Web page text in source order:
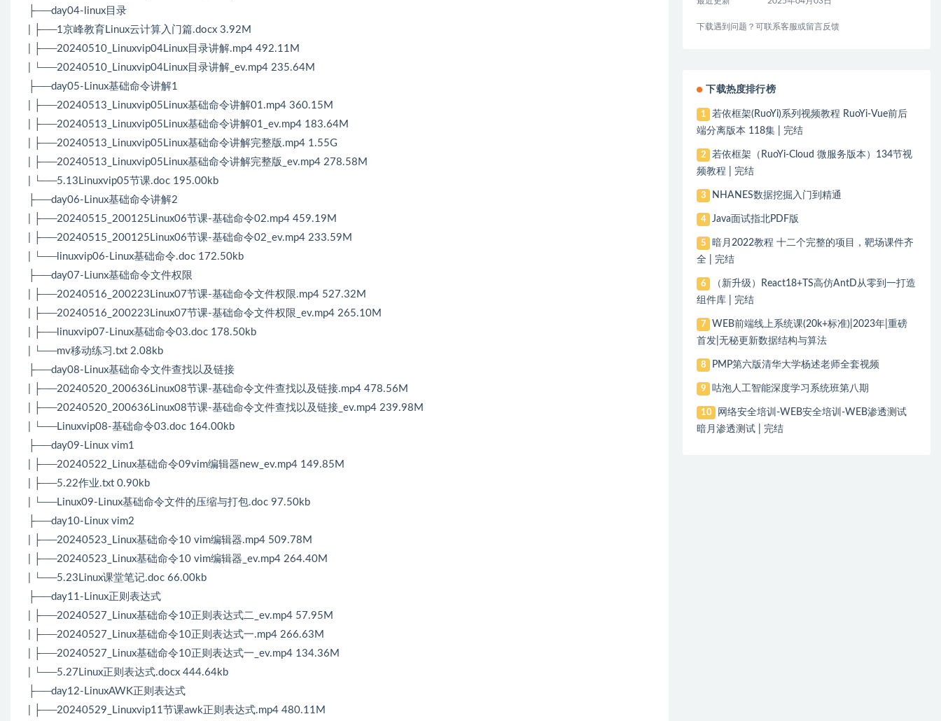
├──day04-linux目录
| ├──1京峰教育Linux云计算入门篇.docx 3.92M
| ├──20240510_Linuxvip04Linux目录讲解.mp4 492.11M
| └──20240510_Linuxvip04Linux目录讲解_ev.mp4 235.64M
├──day05-Linux基础命令讲解1
| ├──20240513_Linuxvip05Linux基础命令讲解01.mp4 360.15M
| ├──20240513_Linuxvip05Linux基础命令讲解01_ev.mp4 183.64M
| ├──20240513_Linuxvip05Linux基础命令讲解完整版.mp4 1.55G
| ├──20240513_Linuxvip05Linux基础命令讲解完整版_ev.mp4 278.58M
| └──5.13Linuxvip05节课.doc 195.00kb
├──day06-Linux基础命令讲解2
| ├──20240515_200125Linux06节课-基础命令02.mp4 459.19M
| ├──20240515_200125Linux06节课-基础命令02_ev.mp4 233.59M
| └──linuxvip06-Linux基础命令.doc 172.50kb
├──day07-Liunx基础命令文件权限
| ├──20240516_200223Linux07节课-基础命令文件权限.mp4 527.32M
| ├──20240516_200223Linux07节课-基础命令文件权限_ev.mp4 265.10M
| ├──linuxvip07-Linux基础命令03.doc 178.50kb
| └──mv移动练习.txt 2.08kb
├──day08-Linux基础命令文件查找以及链接
| ├──20240520_200636Linux08节课-基础命令文件查找以及链接.mp4 478.56M
| ├──20240520_200636Linux08节课-基础命令文件查找以及链接_ev.mp4 239.98M
| └──Linuxvip08-基础命令03.doc 164.00kb
├──day09-Linux vim1
| ├──20240522_Linux基础命令09vim编辑器new_ev.mp4 149.85M
| ├──5.22作业.txt 0.90kb
| └──Linux09-Linux基础命令文件的压缩与打包.doc 97.50kb
├──day10-Linux vim2
| ├──20240523_Linux基础命令10 vim编辑器.mp4 509.78M
| ├──20240523_Linux基础命令10 vim编辑器_ev.mp4 264.40M
| └──5.23Linux课堂笔记.doc 66.00kb
├──day11-Linux正则表达式
| ├──20240527_Linux基础命令10正则表达式二_ev.mp4 57.95M
| ├──20240527_Linux基础命令10正则表达式一.mp4 266.63M
| ├──20240527_Linux基础命令10正则表达式一_ev.mp4 134.36M
| └──5.27Linux正则表达式.docx 444.64kb
├──day12-LinuxAWK正则表达式
| ├──20240529_Linuxvip11节课awk正则表达式.mp4 480.11M
下载遇到问题？可联系客服或留言反馈
下载热度排行榜
1
若依框架(RuoYi)系列视频教程 RuoYi-Vue前后
端分离版本 118集 | 完结
2
若依框架（RuoYi-Cloud 微服务版本）134节视
频教程 | 完结
3 NHANES数据挖掘入门到精通
4 Java面试指北PDF版
5
暗月2022教程 十二个完整的项目，靶场课件齐
全 | 完结
6
（新升级）React18+TS高仿AntD从零到一打造
组件库 | 完结
7
WEB前端线上系统课(20k+标准)|2023年|重磅
首发|无秘更新数据结构与算法
8 PMP第六版清华大学杨述老师全套视频
9 咕泡人工智能深度学习系统班第八期
10
网络安全培训-WEB安全培训-WEB渗透测试
暗月渗透测试 | 完结